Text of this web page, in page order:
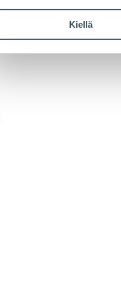
Kiellä
ratkaisun esittäminen